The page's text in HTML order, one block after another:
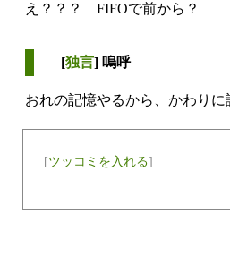
え？？？ FIFOで前から？
[独言] 嗚呼
おれの記憶やるから、かわりに
[ツッコミを入れる]